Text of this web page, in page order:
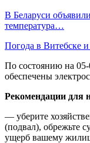
В Беларуси
температура…
Погода в Витебске и
По состоянию на 05-
обеспечены
Рекомендации для
— уберите
(подвал), обрежьте
ущерб вашему